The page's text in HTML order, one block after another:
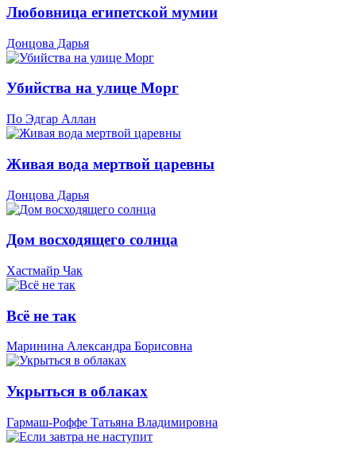
Любовница египетской мумии
Донцова Дарья
Убийства на улице Морг
По Эдгар Аллан
Живая вода мертвой царевны
Донцова Дарья
Дом восходящего солнца
Хастмайр Чак
Всё не так
Маринина Александра Борисовна
Укрыться в облаках
Гармаш-Роффе Татьяна Владимировна